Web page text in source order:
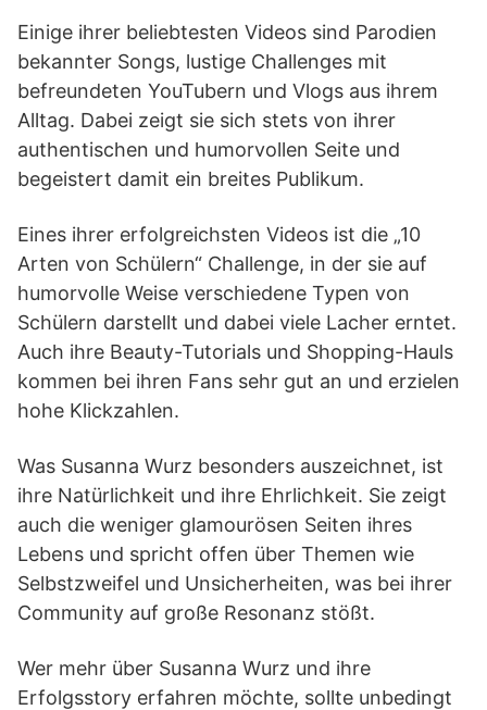
Einige ihrer beliebtesten Videos sind Parodien
bekannter Songs, lustige Challenges mit
befreundeten YouTubern und Vlogs aus ihrem
Alltag. Dabei zeigt sie sich stets von ihrer
authentischen und humorvollen Seite und
begeistert damit ein breites Publikum.
Eines ihrer erfolgreichsten Videos ist die „10
Arten von Schülern“ Challenge, in der sie auf
humorvolle Weise verschiedene Typen von
Schülern darstellt und dabei viele Lacher erntet.
Auch ihre Beauty-Tutorials und Shopping-Hauls
kommen bei ihren Fans sehr gut an und erzielen
hohe Klickzahlen.
Was Susanna Wurz besonders auszeichnet, ist
ihre Natürlichkeit und ihre Ehrlichkeit. Sie zeigt
auch die weniger glamourösen Seiten ihres
Lebens und spricht offen über Themen wie
Selbstzweifel und Unsicherheiten, was bei ihrer
Community auf große Resonanz stößt.
Wer mehr über Susanna Wurz und ihre
Erfolgsstory erfahren möchte, sollte unbedingt